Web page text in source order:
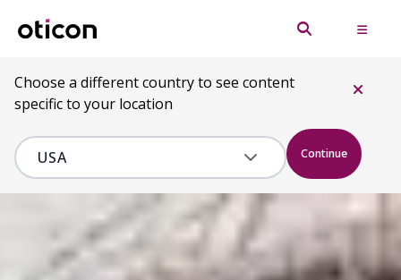
Choose a different country to see content
specific to your location
Continue